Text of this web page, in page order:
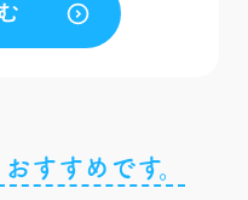
すすめです。